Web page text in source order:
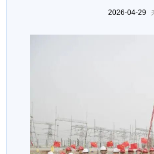
2026-04-29